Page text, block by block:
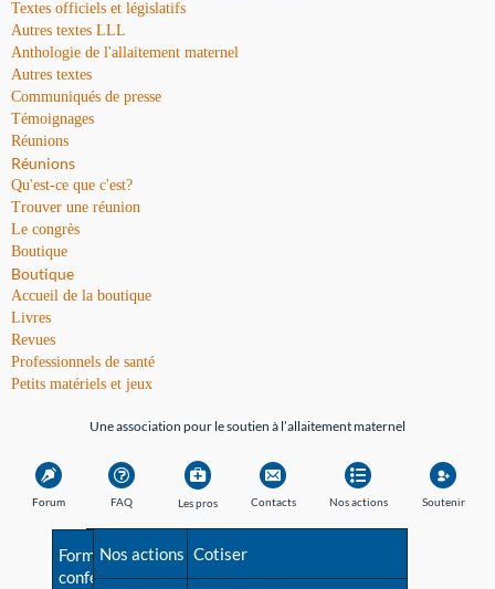
Textes officiels et législatifs
Autres textes LLL
Anthologie de l'allaitement maternel
Autres textes
Communiqués de presse
Témoignages
Réunions
Réunions
Qu'est-ce que c'est?
Trouver une réunion
Le congrès
Boutique
Boutique
Accueil de la boutique
Livres
Revues
Professionnels de santé
Petits matériels et jeux
Une association pour le soutien à l’allaitement maternel
Forum FAQ
Avant la naissance
Les pros
Formations et
conférences
Contacts
Besoin d'aide?
Nos actions
Nos actions
Soutenir
Cotiser